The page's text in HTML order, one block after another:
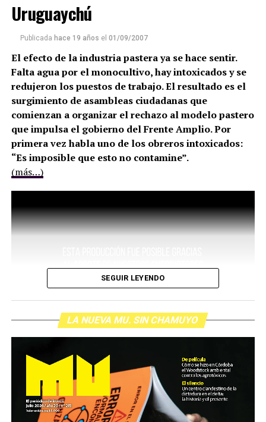
Uruguaychú
Publicada hace 19 años el 01/09/2007
El efecto de la industria pastera ya se hace sentir.
Falta agua por el monocultivo, hay intoxicados y se
redujeron los puestos de trabajo. El resultado es el
surgimiento de asambleas ciudadanas que
comienzan a organizar el rechazo al modelo pastero
que impulsa el gobierno del Frente Amplio. Por
primera vez habla uno de los obreros intoxicados:
“Es imposible que esto no contamine”.
(más…)
SEGUIR LEYENDO
LA NUEVA MU. SIN CHAMUYO